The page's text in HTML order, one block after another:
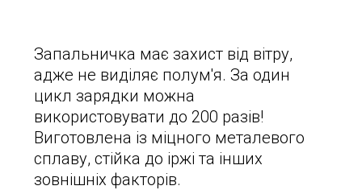
Запальничка має захист від вітру,
адже не виділяє полум'я. За один
цикл зарядки можна
використовувати до 200 разів!
Виготовлена із міцного металевого
сплаву, стійка до іржі та інших
зовнішніх факторів.